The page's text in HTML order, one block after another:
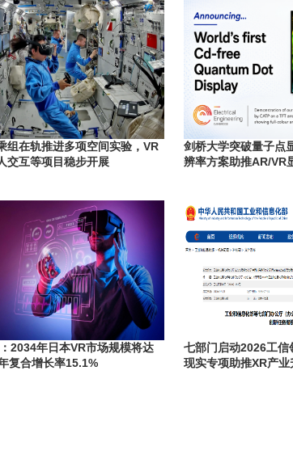
组在轨推进多项空间实验，VR
交互等项目稳步开展
剑桥大学突破量子点
辨率方案助推AR/VR
2034年日本VR市场规模将达
复合增长率15.1%
七部门启动2026工信
现实专项助推XR产业